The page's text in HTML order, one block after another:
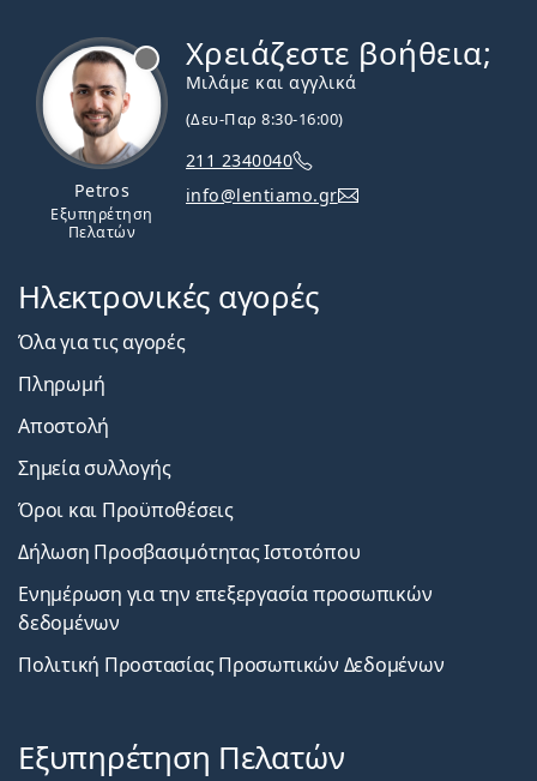
Petros
Εξυπηρέτηση
Πελατών
Χρειάζεστε βοήθεια;
Μιλάμε και αγγλικά
(Δευ-Παρ 8:30-16:00)
211 2340040
info@lentiamo.gr
Ηλεκτρονικές αγορές
Όλα για τις αγορές
Πληρωμή
Αποστολή
Σημεία συλλογής
Όροι και Προϋποθέσεις
Δήλωση Προσβασιμότητας Ιστοτόπου
Ενημέρωση για την επεξεργασία προσωπικών
δεδομένων
Πολιτική Προστασίας Προσωπικών Δεδομένων
Εξυπηρέτηση Πελατών